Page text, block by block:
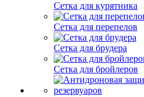
Сетка для курятника
Сетка для перепелов
Сетка для брудера
Сетка для бройлеров